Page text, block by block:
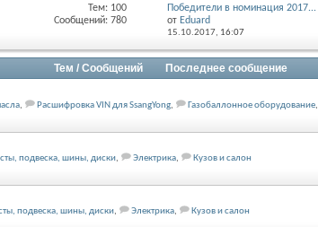
Тем: 100
Сообщений: 780
Победители в номинация 2017...
от Eduard
15.10.2017, 16:07
Тем / Сообщений Последнее сообщение
, Расшифровка VIN для SsangYong, Газобаллонное оборудование,
подвеска, шины, диски, Электрика, Кузов и салон
подвеска, шины, диски, Электрика, Кузов и салон